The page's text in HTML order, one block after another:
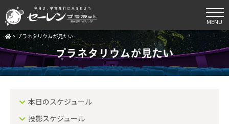
MENU
> プラネタリウムが見たい
プラネタリウムが見たい
本日のスケジュール
投影スケジュール